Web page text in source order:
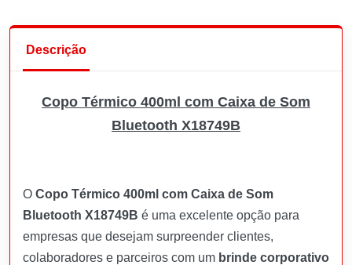
Descrição
Copo Térmico 400ml com Caixa de Som
Bluetooth X18749B
O Copo Térmico 400ml com Caixa de Som
Bluetooth X18749B é uma excelente opção para
empresas que desejam surpreender clientes,
colaboradores e parceiros com um brinde corporativo